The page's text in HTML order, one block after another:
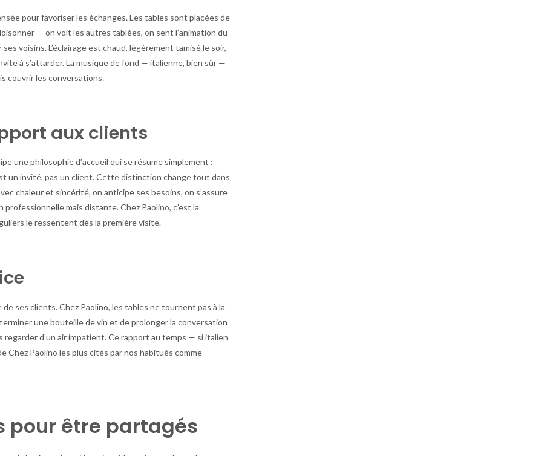
pour favoriser les échanges. Les tables sont placées de
— on voit les autres tablées, on sent l’animation du
voisins. L’éclairage est chaud, légèrement tamisé le soir,
à s’attarder. La musique de fond — italienne, bien sûr —
couvrir les conversations.
aux clients
une philosophie d’accueil qui se résume simplement :
un invité, pas un client. Cette distinction change tout dans
chaleur et sincérité, on anticipe ses besoins, on s’assure
professionnelle mais distante. Chez Paolino, c’est la
le ressentent dès la première visite.
ses clients. Chez Paolino, les tables ne tournent pas à la
une bouteille de vin et de prolonger la conversation
d’un air impatient. Ce rapport au temps — si italien
Chez Paolino les plus cités par nos habitués comme
pour être partagés